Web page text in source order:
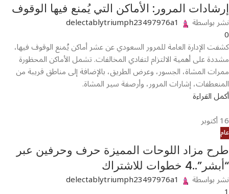
إرشادات المرور: الأماكن التي يُمنع فيها الوقوف
نشر بواسطة delectablytriumph23497976a1
0
كشفت الإدارة العامة للمرور السعودي عن عشر أماكن يُمنع الوقوف فيها،
مشددة على أهمية الالتزام لتفادي المخالفات. تشمل الأماكن المحظورة
ممرات المشاة، الجسور، وعرض الطريق، بالإضافة إلى مناطق قريبة من
المنعطفات، إشارات المرور، وأرصفة سير المشاة.
أكمل القراءة
16أكتوبر
عام
طرح مزاد اللوحات المميزة حرف وحرفين عبر
“أبشر”..4 خطوات للاشتراك
نشر بواسطة delectablytriumph23497976a1